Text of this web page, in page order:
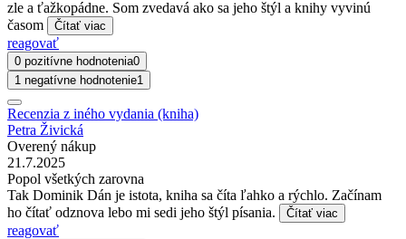
zle a ťažkopádne. Som zvedavá ako sa jeho štýl a knihy vyvinú
časom
Čítať viac
reagovať
0 pozitívne hodnotenia0
1 negatívne hodnotenie1
Recenzia z iného vydania (kniha)
Petra Živická
Overený nákup
21.7.2025
Popol všetkých zarovna
Tak Dominik Dán je istota, kniha sa číta ľahko a rýchlo. Začínam
ho čítať odznova lebo mi sedi jeho štýl písania.
Čítať viac
reagovať